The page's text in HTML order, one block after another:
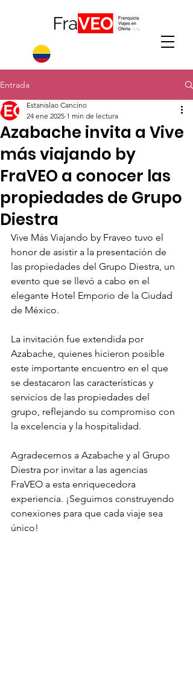
Entrada
Azabache invita a Vive
más viajando by
FraVEO a conocer las
propiedades de Grupo
Diestra
Estanislao Cancino
24 ene 2025 1 min de lectura
Vive Más Viajando by Fraveo tuvo el
honor de asistir a la presentación de
las propiedades del Grupo Diestra, un
evento que se llevó a cabo en el
elegante Hotel Emporio de la Ciudad
de México.
La invitación fue extendida por
Azabache, quienes hicieron posible
este importante encuentro en el que
se destacaron las características y
servicios de las propiedades del
grupo, reflejando su compromiso con
la excelencia y la hospitalidad.
Agradecemos a Azabache y al Grupo
Diestra por invitar a las agencias
FraVEO a esta enriquecedora
experiencia. ¡Seguimos construyendo
conexiones para que cada viaje sea
único!